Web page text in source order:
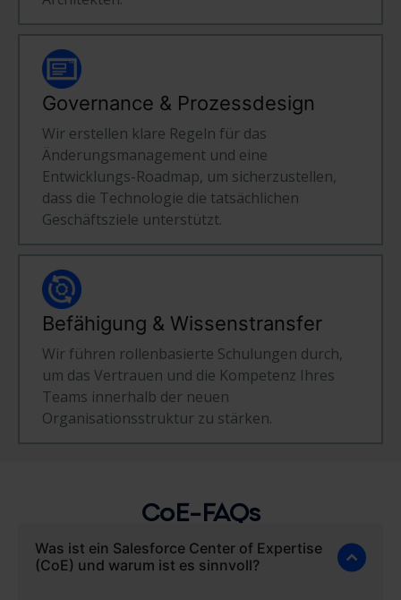
Governance & Prozessdesign
Wir erstellen klare Regeln für das
Änderungsmanagement und eine
Entwicklungs-Roadmap, um sicherzustellen,
dass die Technologie die tatsächlichen
Geschäftsziele unterstützt.
Befähigung & Wissenstransfer
Wir führen rollenbasierte Schulungen durch,
um das Vertrauen und die Kompetenz Ihres
Teams innerhalb der neuen
Organisationsstruktur zu stärken.
CoE-FAQs
Was ist ein Salesforce Center of Expertise
(CoE) und warum ist es sinnvoll?